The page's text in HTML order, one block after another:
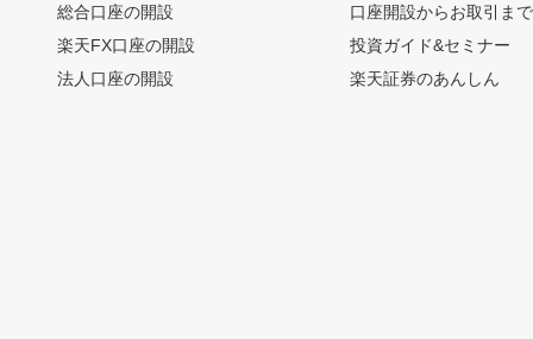
総合口座の開設
楽天FX口座の開設
法人口座の開設
口座開設からお取引ま
投資ガイド&セミナー
楽天証券のあんしん